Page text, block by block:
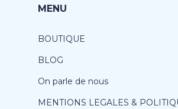
MENU
BOUTIQUE
BLOG
On parle de nous
MENTIONS LEGALES &